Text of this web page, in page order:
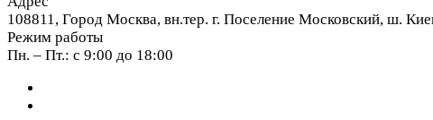
108811, Город Москва, вн.тер. г. Поселение Московский, ш.
Режим работы
Пн. – Пт.: с 9:00 до 18:00